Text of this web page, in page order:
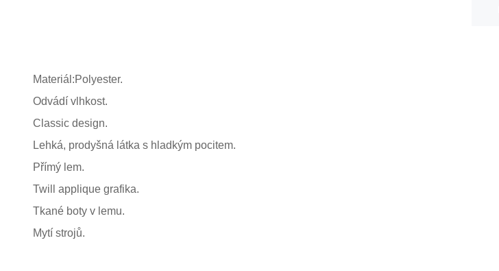
Materiál:Polyester.
Odvádí vlhkost.
Classic design.
Lehká, prodyšná látka s hladkým pocitem.
Přímý lem.
Twill applique grafika.
Tkané boty v lemu.
Mytí strojů.